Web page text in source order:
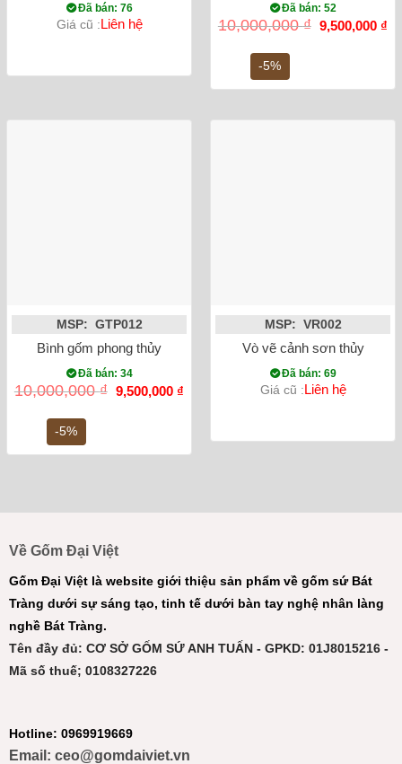
Đã bán: 76
Giá cũ :Liên hệ
-5%
Đã bán: 52
10,000,000₫ Giá
gốc
9,500,000 ₫
-5%
MSP: GTP012
Bình gốm phong thủy mai bình tích lộc phượng vẽ vàng nổi
Đã bán: 34
10,000,000₫ Giá
gốc
9,500,000 ₫
9,500,000 ₫.
MSP: VR002
Vò vẽ cảnh sơn thủy
Đã bán: 69
Giá cũ :Liên hệ
Về Gốm Đại Việt
Gốm Đại Việt là website giới thiệu sản phẩm về gốm sứ Bát
Tràng dưới sự sáng tạo, tinh tế dưới bàn tay nghệ nhân làng
nghề Bát Tràng.
Tên đầy đủ: CƠ SỞ GỐM SỨ ANH TUẤN - GPKD: 01J8015216 -
Mã số thuế; 0108327226
Hotline: 0969919669
Email: ceo@gomdaiviet.vn